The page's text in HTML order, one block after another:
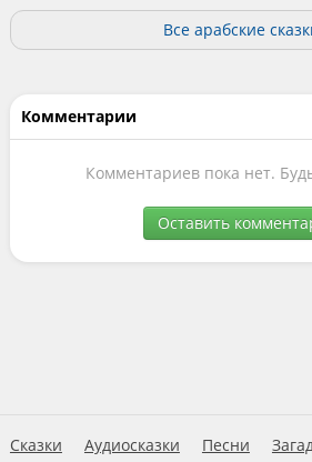
Все арабские
Комментарии
Комментариев пока нет.
Оставить
Сказки Аудиосказки Песни